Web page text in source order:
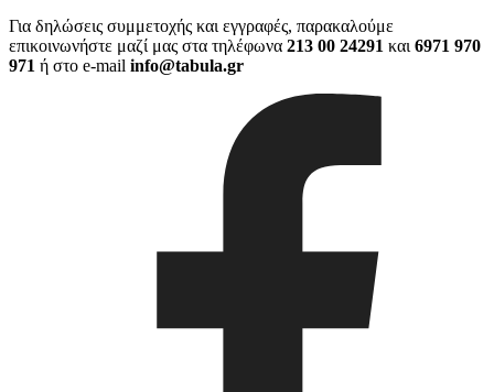
Για δηλώσεις συμμετοχής και εγγραφές, παρακαλούμε
επικοινωνήστε μαζί μας στα τηλέφωνα 213 00 24291 και 6971 970
971 ή στο e-mail info@tabula.gr